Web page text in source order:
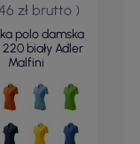
zł brutto )
polo damska
biały Adler
Malfini